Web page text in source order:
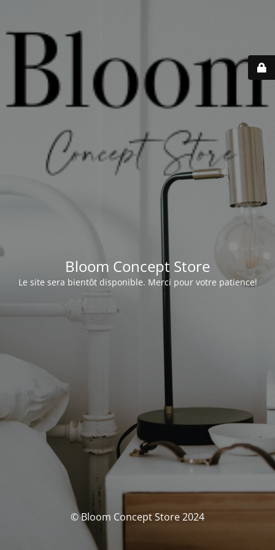
Bloom Concept Store
Le site sera bientôt disponible. Merci pour votre patience!
© Bloom Concept Store 2024